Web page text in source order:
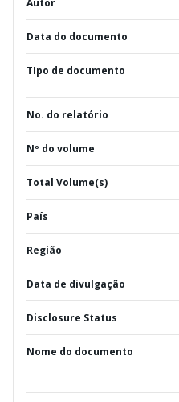
Autor
Data do documento
TIpo de documento
No. do relatório
Nº do volume
Total Volume(s)
País
Região
Data de divulgação
Disclosure Status
Nome do documento